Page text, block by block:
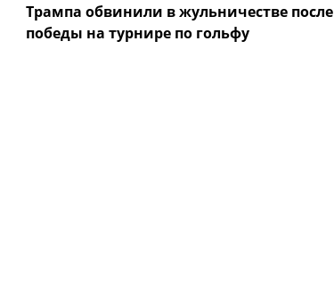
Трампа обвинили в жульничестве после
победы на турнире по гольфу